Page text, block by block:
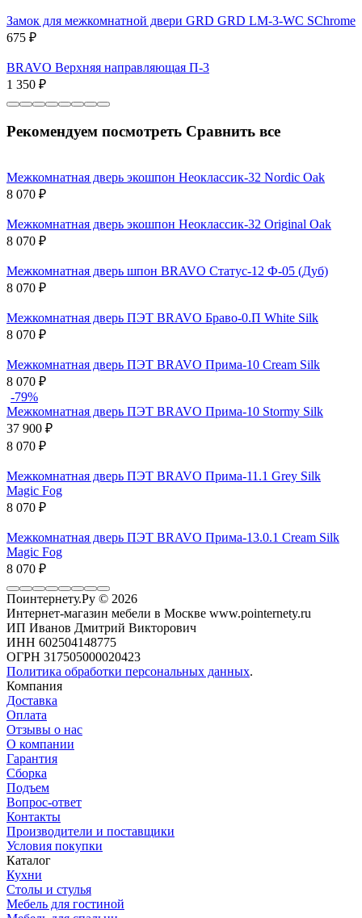
Замок для межкомнатной двери GRD GRD LM-3-WC SChrome
675 ₽
BRAVO Верхняя направляющая П-3
1 350 ₽
Рекомендуем посмотреть Сравнить все
Межкомнатная дверь экошпон Неоклассик-32 Nordic Oak
8 070 ₽
Межкомнатная дверь экошпон Неоклассик-32 Original Oak
8 070 ₽
Межкомнатная дверь шпон BRAVO Статус-12 Ф-05 (Дуб)
8 070 ₽
Межкомнатная дверь ПЭТ BRAVO Браво-0.П White Silk
8 070 ₽
Межкомнатная дверь ПЭТ BRAVO Прима-10 Cream Silk
8 070 ₽
-79%
Межкомнатная дверь ПЭТ BRAVO Прима-10 Stormy Silk
37 900 ₽
8 070 ₽
Межкомнатная дверь ПЭТ BRAVO Прима-11.1 Grey Silk
Magic Fog
8 070 ₽
Межкомнатная дверь ПЭТ BRAVO Прима-13.0.1 Cream Silk
Magic Fog
8 070 ₽
Поинтернету.Ру © 2026
Интернет-магазин мебели в Москве www.pointernety.ru
ИП Иванов Дмитрий Викторович
ИНН 602504148775
ОГРН 317505000020423
Политика обработки персональных данных.
Компания
Доставка
Оплата
Отзывы о нас
О компании
Гарантия
Сборка
Подъем
Вопрос-ответ
Контакты
Производители и поставщики
Условия покупки
Каталог
Кухни
Столы и стулья
Мебель для гостиной